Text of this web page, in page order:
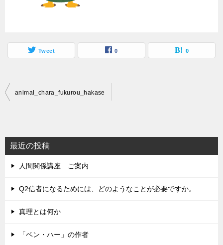
Tweet 0 0
投
ビ
ゲ
ー
シ
animal_chara_fukurou_hakase
最近の投稿
人間関係講座 ご案内
Q2信者になるためには、どのようなことが必要ですか。
真理とは何か
「ベン・ハー」の作者